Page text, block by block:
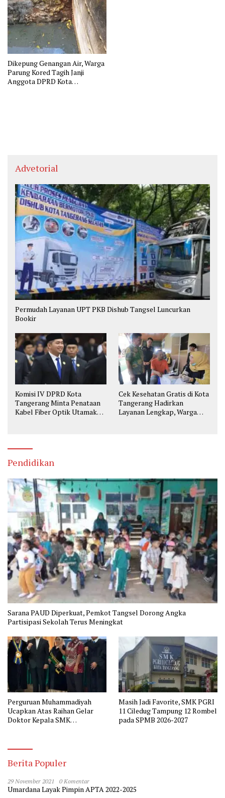
Dikepung Genangan Air, Warga
Parung Kored Tagih Janji
Anggota DPRD Kota
Advetorial
Permudah Layanan UPT PKB Dishub Tangsel Luncurkan
Bookir
Komisi IV DPRD Kota
Tangerang Minta Penataan
Kabel Fiber Optik Utamakan
Cek Kesehatan Gratis di Kota
Tangerang Hadirkan
Layanan Lengkap, Warga
Pendidikan
Sarana PAUD Diperkuat, Pemkot Tangsel Dorong Angka
Partisipasi Sekolah Terus Meningkat
Perguruan Muhammadiyah
Ucapkan Atas Raihan Gelar
Doktor Kepala SMK
Masih Jadi Favorite, SMK PGRI
11 Ciledug Tampung 12 Rombel
pada SPMB 2026-2027
Berita Populer
29 November 2021 0 Komentar
Umardana Layak Pimpin APTA 2022-2025